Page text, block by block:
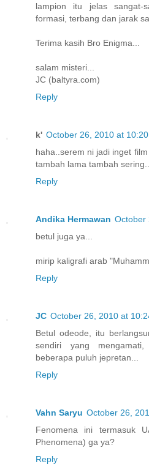
lampion itu jelas sangat-
formasi, terbang dan jarak
Terima kasih Bro Enigma...
salam misteri...
JC (baltyra.com)
Reply
k' October 26, 2010 at 10:20
haha..serem ni jadi inget
tambah lama tambah sering..
Reply
Andika Hermawan October
betul juga ya...
mirip kaligrafi arab
Reply
JC October 26, 2010 at
Betul odeode, itu
sendiri yang
beberapa puluh jepretan...
Reply
Vahn Saryu October 26,
Fenomena ini termasuk
Phenomena) ga ya?
Reply